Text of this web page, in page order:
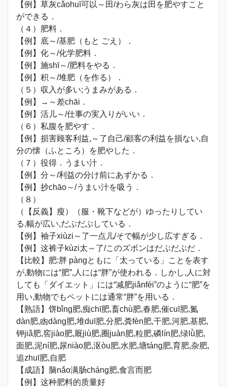
【例】草灰cǎohuī可以～田/わら灰は田を肥やすこと
ができる．
（４）肥料．
【例】底～/基肥（もと ごえ）．
【例】化～/化学肥料．
【例】施shī～/肥料をやる．
【例】积～/堆肥（を作る）．
（５）収入が多い;うまみがある．
【例】→～差chāi．
【例】活儿～/仕事の実入りがいい．
（６）私腹を肥やす．
【例】损害顾客利益,～了自己/顧客の利益を損ない,自
分の懐（ふところ）を肥やした．
（７）役得．うまい汁．
【例】分～/利益の分け前にあずかる．
【例】抄chāo～/うまい汁を吸う．
（８）
（【反義】瘦）（服・靴下などが）ゆったりしてい
る,幅が広い,だぶだぶしている．
【例】袖子xiùzi～了一点儿/そで幅が少し広すぎる．
【例】这裤子kùzi太～了/このズボンはだぶだぶだ．
【比較】肥:胖 pàngともに「太っている」ことを表す
が,動物には“肥”,人には“胖”が使われる．しかし,人に対
しても「ダイエット」には“减肥jiǎnféi”のように“肥”を
用い,動物でもペットには通常“胖”を用いる．
【熟語】饼bǐng肥,痴chī肥,畜chù肥,春肥,催cuī肥,氮
dàn肥,凼dàng肥,堆duī肥,分肥,粪fèn肥,干肥,河肥,基肥,
钾jiǎ肥,窖jiào肥,厩jiù肥,圈juàn肥,粒肥,磷lín肥,绿lǜ肥,
面肥,泥ní肥,尿niào肥,沤òu肥,水肥,塘táng肥,育肥,杂肥,
追zhuī肥,自肥
【成語】脑nǎo满肠cháng肥,食言而肥
【例】这种肥料的质量好